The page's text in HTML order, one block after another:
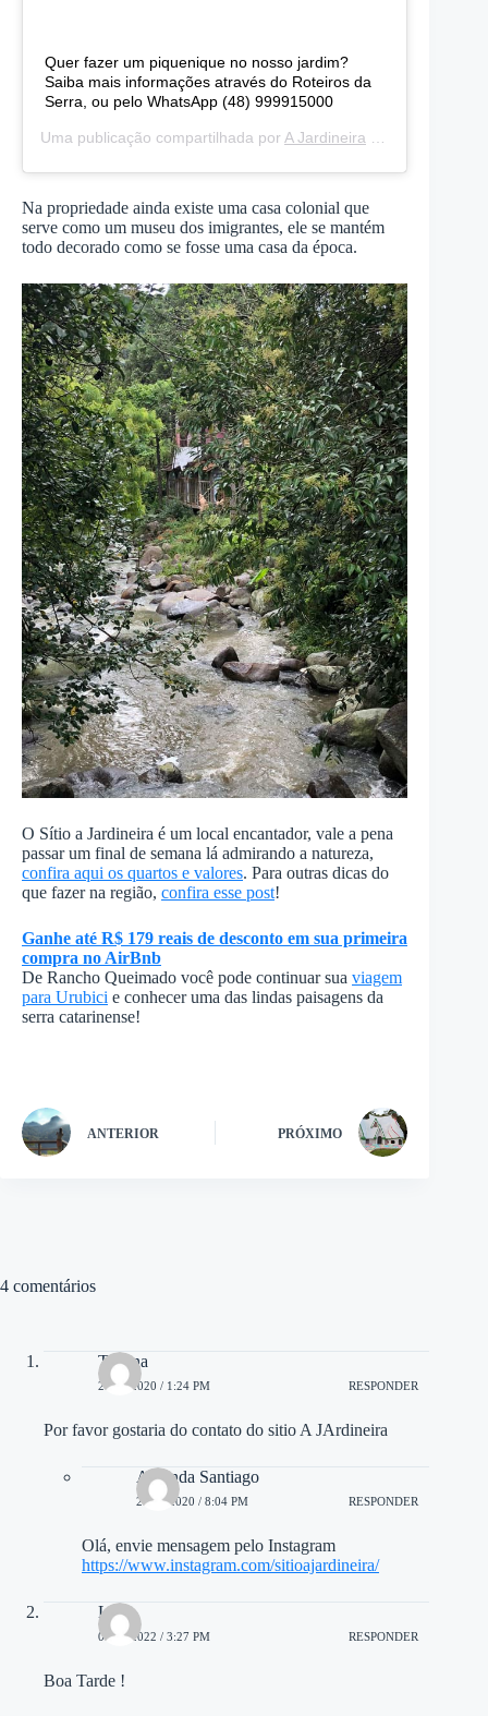
Quer fazer um piquenique no nosso jardim?
Saiba mais informações através do Roteiros da
Serra, ou pelo WhatsApp (48) 999915000
Uma publicação compartilhada por A Jardineira
Na propriedade ainda existe uma casa colonial que
serve como um museu dos imigrantes, ele se mantém
todo decorado como se fosse uma casa da época.
O Sítio a Jardineira é um local encantador, vale a pena
passar um final de semana lá admirando a natureza,
confira aqui os quartos e valores. Para outras dicas do
que fazer na região, confira esse post!
Ganhe até R$ 179 reais de desconto em sua primeira
compra no AirBnb
De Rancho Queimado você pode continuar sua viagem
para Urubici e conhecer uma das lindas paisagens da
serra catarinense!
ANTERIOR PRÓXIMO
4 comentários
Tatiana
26/04/2020 / 1:24 PM RESPONDER
Por favor gostaria do contato do sitio A JArdineira
Amanda Santiago
27/04/2020 / 8:04 PM RESPONDER
Olá, envie mensagem pelo Instagram
https://www.instagram.com/sitioajardineira/
Luiz
08/04/2022 / 3:27 PM RESPONDER
Boa Tarde !